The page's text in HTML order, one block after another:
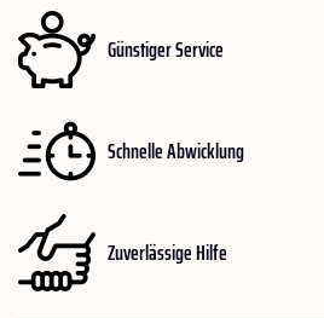
Günstiger Service
Schnelle Abwicklung
Zuverlässige Hilfe